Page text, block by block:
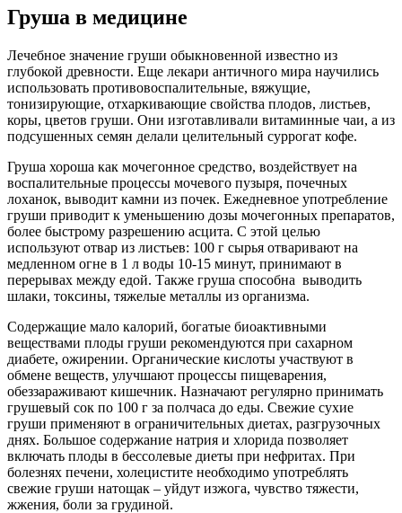
Груша в медицине
Лечебное значение груши обыкновенной известно из
глубокой древности. Еще лекари античного мира научились
использовать противовоспалительные, вяжущие,
тонизирующие, отхаркивающие свойства плодов, листьев,
коры, цветов груши. Они изготавливали витаминные чаи, а из
подсушенных семян делали целительный суррогат кофе.
Груша хороша как мочегонное средство, воздействует на
воспалительные процессы мочевого пузыря, почечных
лоханок, выводит камни из почек. Ежедневное употребление
груши приводит к уменьшению дозы мочегонных препаратов,
более быстрому разрешению асцита. С этой целью
используют отвар из листьев: 100 г сырья отваривают на
медленном огне в 1 л воды 10-15 минут, принимают в
перерывах между едой. Также груша способна выводить
шлаки, токсины, тяжелые металлы из организма.
Содержащие мало калорий, богатые биоактивными
веществами плоды груши рекомендуются при сахарном
диабете, ожирении. Органические кислоты участвуют в
обмене веществ, улучшают процессы пищеварения,
обеззараживают кишечник. Назначают регулярно принимать
грушевый сок по 100 г за полчаса до еды. Свежие сухие
груши применяют в ограничительных диетах, разгрузочных
днях. Большое содержание натрия и хлорида позволяет
включать плоды в бессолевые диеты при нефритах. При
болезнях печени, холецистите необходимо употреблять
свежие груши натощак – уйдут изжога, чувство тяжести,
жжения, боли за грудиной.